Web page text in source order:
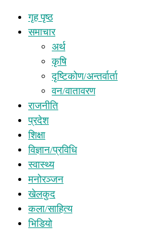
गृह पृष्ठ
समाचार
अर्थ
कृषि
दृष्टिकोण/अन्तर्वार्ता
वन/वातावरण
राजनीति
प्रदेश
शिक्षा
विज्ञान/प्रविधि
स्वास्थ्य
मनोरञ्जन
खेलकुद
कला/साहित्य
भिडियो